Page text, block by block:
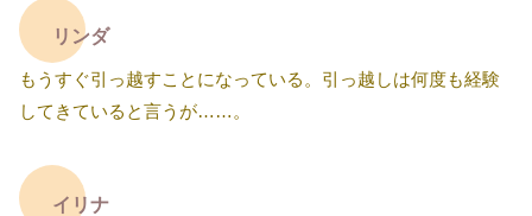
リンダ
もうすぐ引っ越すことになっている。引っ越しは何度も経験
してきていると言うが……。
イリナ